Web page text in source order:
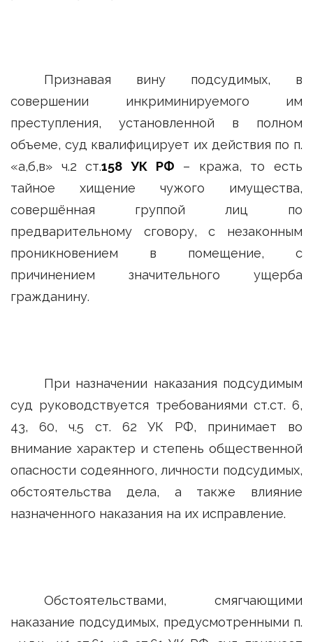
Признавая вину подсудимых, в
совершении инкриминируемого им
преступления, установленной в полном
объеме, суд квалифицирует их действия по п.
«а,б,в» ч.2 ст.158 УК РФ – кража, то есть
тайное хищение чужого имущества,
совершённая группой лиц по
предварительному сговору, с незаконным
проникновением в помещение, с
причинением значительного ущерба
гражданину.
При назначении наказания подсудимым
суд руководствуется требованиями ст.ст. 6,
43, 60, ч.5 ст. 62 УК РФ, принимает во
внимание характер и степень общественной
опасности содеянного, личности подсудимых,
обстоятельства дела, а также влияние
назначенного наказания на их исправление.
Обстоятельствами, смягчающими
наказание подсудимых, предусмотренными п.